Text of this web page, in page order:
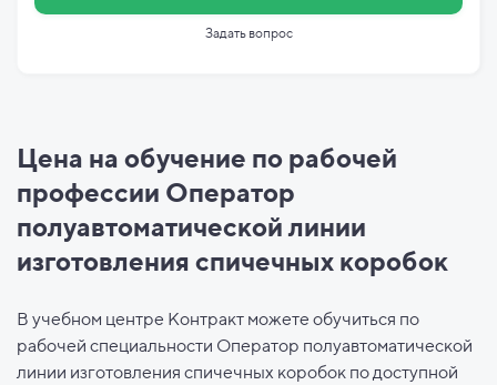
Задать вопрос
Цена на обучение по рабочей
профессии Оператор
полуавтоматической линии
изготовления спичечных коробок
В учебном центре Контракт можете обучиться по
рабочей специальности Оператор полуавтоматической
линии изготовления спичечных коробок по доступной